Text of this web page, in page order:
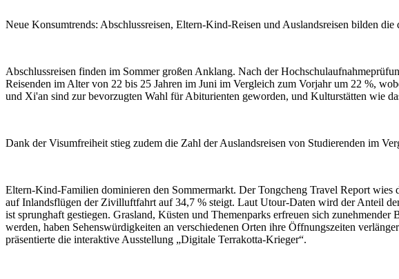
Neue Konsumtrends: Abschlussreisen, Eltern-Kind-Reisen und Auslandsreisen bilden die
Abschlussreisen finden im Sommer großen Anklang. Nach der
Reisenden im Alter von 22 bis 25 Jahren im Juni im Vergleich zum Vorjahr um 22 %,
und Xi'an sind zur bevorzugten Wahl für Abiturienten geworden, und Kulturstätten wie
Dank der Visumfreiheit stieg zudem die Zahl der Auslandsreisen von Studierenden im
Eltern-Kind-Familien dominieren den Sommermarkt. Der Tongcheng Travel Report
auf Inlandsflügen der Zivilluftfahrt auf 34,7 % steigt. Laut Utour-Daten wird der Anteil
ist sprunghaft gestiegen. Grasland, Küsten und Themenparks erfreuen sich
werden, haben Sehenswürdigkeiten an verschiedenen Orten ihre Öffnungszeiten
präsentierte die interaktive Ausstellung „Digitale Terrakotta-Krieger“.